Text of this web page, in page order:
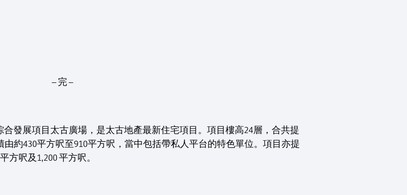
– 完 –
綜合發展項目太古廣場，是太古地產最新住宅項目。項目樓高24層，合共提
約430平方呎至910平方呎，當中包括帶私人平台的特色單位。項目亦提
方呎及1,200 平方呎。